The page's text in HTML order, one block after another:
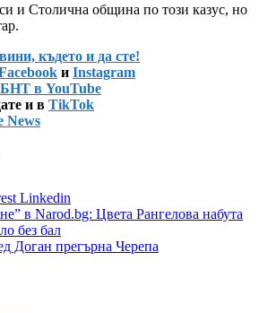
и Столична община по този казус, но
където и да сте!
и Instagram
БНТ в YouTube
и в TikTok
News
Linkedin
в Narod.bg: Цвета Рангелова набута
без бал
Доган прегърна Черепа